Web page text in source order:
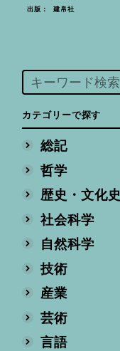
出版： 建帛社
カテゴリーで探す
総記
哲学
歴史・文化史
社会科学
自然科学
技術
産業
芸術
言語